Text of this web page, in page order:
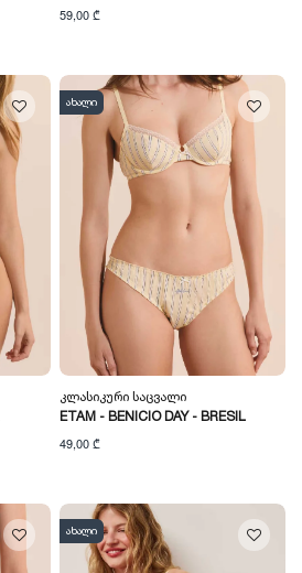
59,00 ₾
ახალი
Კლასიკური Საცვალი
ETAM - BENICIO DAY - BRESIL
49,00 ₾
ახალი